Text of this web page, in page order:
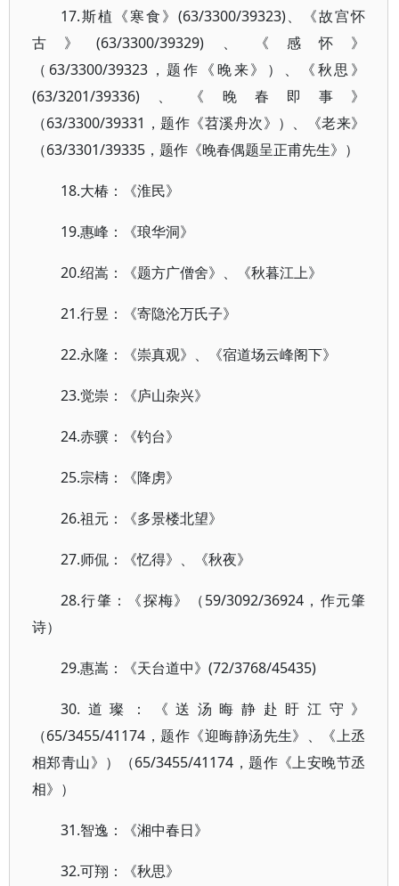
17.斯植《寒食》(63/3300/39323)、《故宫怀
古》(63/3300/39329)、《感怀》
（63/3300/39323，题作《晚来》）、《秋思》
(63/3201/39336)、《晚春即事》
（63/3300/39331，题作《苕溪舟次》）、《老来》
（63/3301/39335，题作《晚春偶题呈正甫先生》）
18.大椿：《淮民》
19.惠峰：《琅华洞》
20.绍嵩：《题方广僧舍》、《秋暮江上》
21.行昱：《寄隐沦万氏子》
22.永隆：《崇真观》、《宿道场云峰阁下》
23.觉崇：《庐山杂兴》
24.赤骥：《钓台》
25.宗檮：《降虏》
26.祖元：《多景楼北望》
27.师侃：《忆得》、《秋夜》
28.行肇：《探梅》（59/3092/36924，作元肇
诗）
29.惠嵩：《天台道中》(72/3768/45435)
30.道璨：《送汤晦静赴盱江守》
（65/3455/41174，题作《迎晦静汤先生》、《上丞
相郑青山》）（65/3455/41174，题作《上安晚节丞
相》）
31.智逸：《湘中春日》
32.可翔：《秋思》